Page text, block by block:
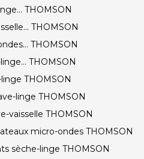
THOMSON
THOMSON
THOMSON
THOMSON
THOMSON
linge THOMSON
vaisselle THOMSON
micro-ondes THOMSON
sèche-linge THOMSON